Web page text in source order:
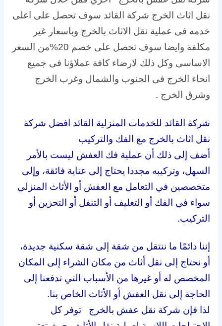
نقل اثاث الخرج شركة القائد سوف تحصل على اعلى
خدمه فى عملية نقل الاثاث بالخرج وباسعار غير
مكلفة وايضا سوف تحصل على خصم 20%من السعر
الاساسى وكل ذلك لارضاء كافة عملاؤنا فى جميع
انحاء الخرج فى الجنوب والشمال وغرب الخرج
وشرق الخرج .
شركة القائد للخدمات المنزلية القائد افضل شركة
نقل اثاث بالخرج مع الفك والتركيب
أضف إلى ذلك أن عملية فك العفش ليست بالأمر
السهل، وتركيبه مجددا يحتاج إلى عناية فائقة، وإلى
متخصصين في التعامل مع العفش أو الأثاث المنزلي
سواء في الفك أو التغليف أو التنفل أو التحزين أو
التركيب.
إننا دائمًا ما ننتقل من شقة إلى شقة سكنية جديدة،
أو نحتاج إلى نقل أثاث من مكان الشراء إلى المكان
المخصص له أو غيرها من الأسباب التي تدفعنا إلى
الحاجة إلى نقل العفش أو الأثاث الخاص بنا.
لذا فإن شركة نقل عفش بالخرج توفر كل